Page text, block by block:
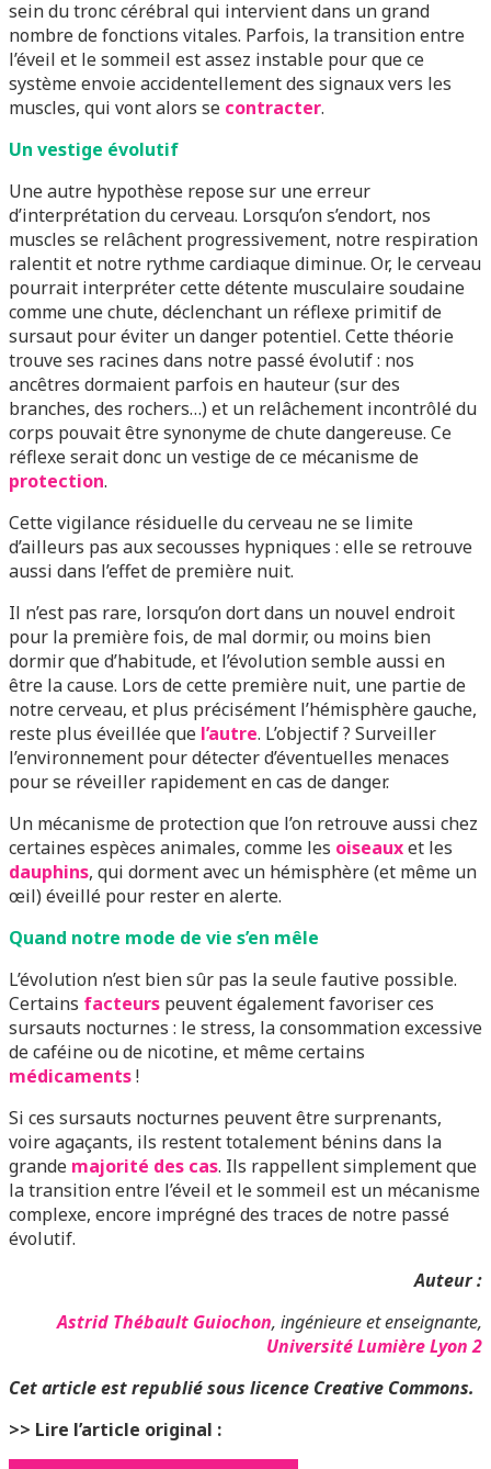
sein du tronc cérébral qui intervient dans un grand
nombre de fonctions vitales. Parfois, la transition entre
l’éveil et le sommeil est assez instable pour que ce
système envoie accidentellement des signaux vers les
muscles, qui vont alors se contracter.
Un vestige évolutif
Une autre hypothèse repose sur une erreur
d’interprétation du cerveau. Lorsqu’on s’endort, nos
muscles se relâchent progressivement, notre respiration
ralentit et notre rythme cardiaque diminue. Or, le cerveau
pourrait interpréter cette détente musculaire soudaine
comme une chute, déclenchant un réflexe primitif de
sursaut pour éviter un danger potentiel. Cette théorie
trouve ses racines dans notre passé évolutif : nos
ancêtres dormaient parfois en hauteur (sur des
branches, des rochers…) et un relâchement incontrôlé du
corps pouvait être synonyme de chute dangereuse. Ce
réflexe serait donc un vestige de ce mécanisme de
protection.
Cette vigilance résiduelle du cerveau ne se limite
d’ailleurs pas aux secousses hypniques : elle se retrouve
aussi dans l’effet de première nuit.
Il n’est pas rare, lorsqu’on dort dans un nouvel endroit
pour la première fois, de mal dormir, ou moins bien
dormir que d’habitude, et l’évolution semble aussi en
être la cause. Lors de cette première nuit, une partie de
notre cerveau, et plus précisément l’hémisphère gauche,
reste plus éveillée que l’autre. L’objectif ? Surveiller
l’environnement pour détecter d’éventuelles menaces
pour se réveiller rapidement en cas de danger.
Un mécanisme de protection que l’on retrouve aussi chez
certaines espèces animales, comme les oiseauxet les
dauphins, qui dorment avec un hémisphère (et même un
œil) éveillé pour rester en alerte.
Quand notre mode de vie s’en mêle
L’évolution n’est bien sûr pas la seule fautive possible.
Certains facteurs peuvent également favoriser ces
sursauts nocturnes : le stress, la consommation excessive
de caféine ou de nicotine, et même certains
médicaments!
Si ces sursauts nocturnes peuvent être surprenants,
voire agaçants, ils restent totalement bénins dans la
grande majorité des cas. Ils rappellent simplement que
la transition entre l’éveil et le sommeil est un mécanisme
complexe, encore imprégné des traces de notre passé
évolutif.
Auteur :
Astrid Thébault Guiochon, ingénieure et enseignante,
Université Lumière Lyon 2
Cet article est republié sous licence Creative Commons.
>> Lire l’article original :